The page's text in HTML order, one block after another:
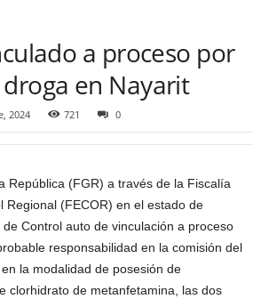
a proceso por
en Nayarit
2024 721 0
República (FGR) a través de la Fiscalía
Regional (FECOR) en el estado de
Control auto de vinculación a proceso
responsabilidad en la comisión del
la modalidad de posesión de
clorhidrato de metanfetamina, las dos